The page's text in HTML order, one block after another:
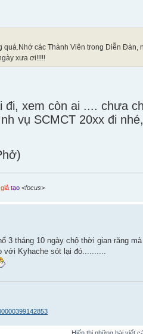
quá.Nhớ các Thành Viên trong Diễn
xưa ơi!!!!!
xem còn ai .... chưa
vụ SCMCT 20xx đi
giả tạo <focus>
3 tháng 10 ngày chộ thời gian răng
với Kyhache sót lại đó..........